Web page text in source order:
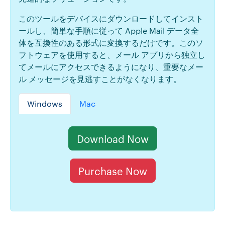
このツールをデバイスにダウンロードしてインスト
ールし、簡単な手順に従って Apple Mail データ全
体を互換性のある形式に変換するだけです。このソ
フトウェアを使用すると、メール アプリから独立し
てメールにアクセスできるようになり、重要なメー
ル メッセージを見逃すことがなくなります。
Windows Mac
Download Now
Purchase Now